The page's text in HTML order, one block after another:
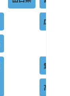
広島県
愛媛県
高知県